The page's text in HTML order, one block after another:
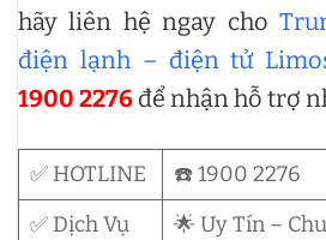
hãy liên hệ ngay cho
điện lạnh – điện tử
1900 2276 để nhận hỗ trợ
✅ HOTLINE
☎️ 1900 2276
✅ Dịch Vụ
🌟 Uy Tín –